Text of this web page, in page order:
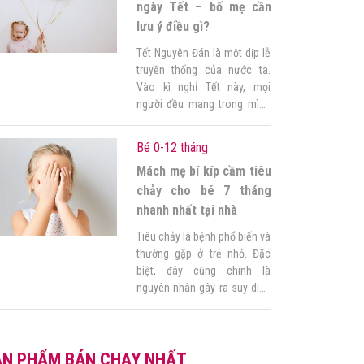
mắc, trăn […]
ngày Tết – bố mẹ cần
lưu ý điều gì?
Tết Nguyên Đán là một dịp lễ
truyền thống của nước ta.
Vào kì nghỉ Tết này, mọi
người đều mang trong mình
hơi sau một năm dài. Thích
thú nhất không ai khác chính
là trẻ nhỏ. Đây là thời gian để
[…]
Bé 0-12 tháng
Mách mẹ bí kíp cầm tiêu
chảy cho bé 7 tháng
nhanh nhất tại nhà
Tiêu chảy là bệnh phổ biến và
thường gặp ở trẻ nhỏ. Đặc
biệt, đây cũng chính là
nguyên nhân gây ra suy dinh
tiêu chảy cấp cho bé 7 tháng
PHẨM BÁN CHẠY NHẤT